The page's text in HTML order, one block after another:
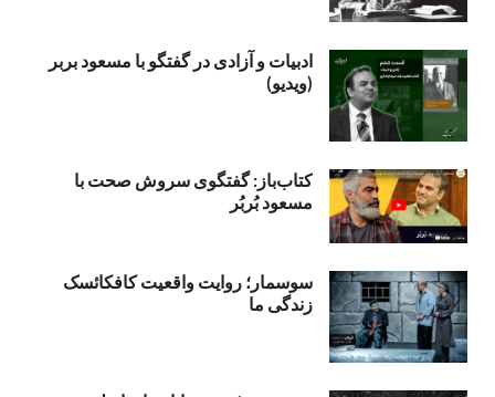
ادبیات و آزادی در گفتگو با مسعود بربر
(ویدیو)
کتاب‌باز: گفتگوی سروش صحت با
مسعود بُربُر
سوسمار؛ روایت واقعیت کافکائسک
زندگی ما